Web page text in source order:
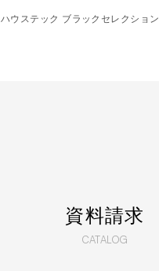
ハウステック ブラックセレクション
資料請求
CATALOG